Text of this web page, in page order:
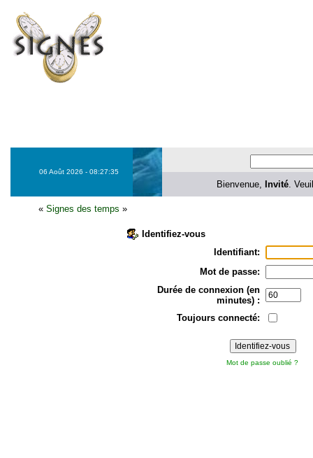
06 Août 2026 - 08:27:35
Bienvenue, Invité.
« Signes des temps »
Identifiez-vous
Identifiant:
Mot de passe:
Durée de connexion (en
minutes) :
Toujours connecté:
Mot de passe oublié ?